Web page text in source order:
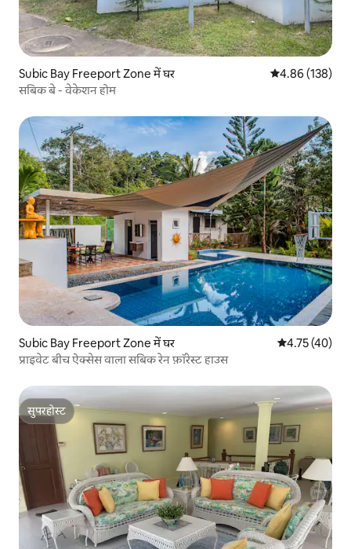
Subic Bay Freeport Zone में घर औसत रेटिंग 5 में से
4.86 (138)
सबिक बे - वेकेशन होम
Subic Bay Freeport Zone में घर औसत रेटिंग 5 में
4.75 (40)
प्राइवेट बीच ऐक्सेस वाला सबिक रेन फ़ॉरेस्ट हाउस
सुपरहोस्ट
सुपरहोस्ट